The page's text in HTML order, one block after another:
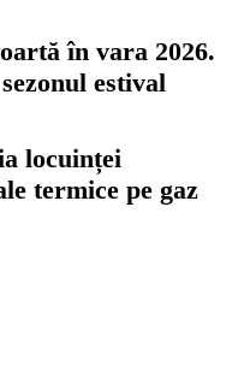
în vara 2026.
estival
locuinței
termice pe gaz